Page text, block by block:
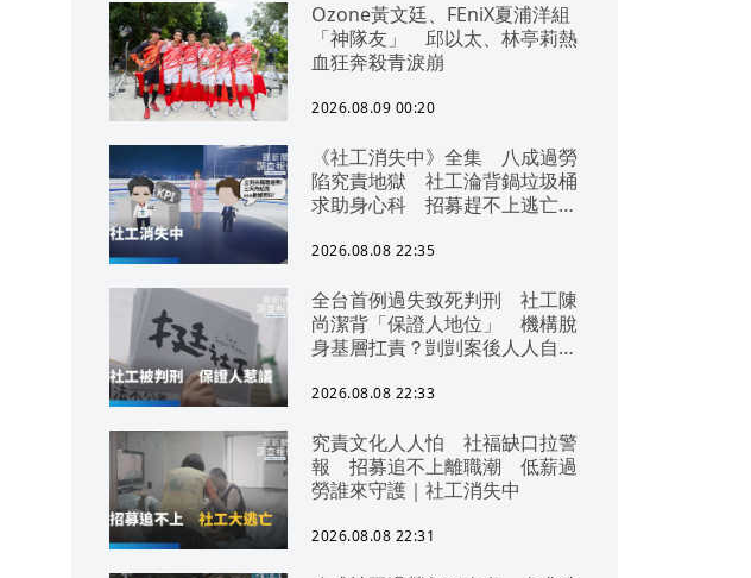
Ozone黃文廷、FEniX夏浦洋組
「神隊友」 邱以太、林亭莉熱
血狂奔殺青淚崩
2026.08.09 00:20
《社工消失中》全集 八成過勞
陷究責地獄 社工淪背鍋垃圾桶
求助身心科 招募趕不上逃亡
回捐黑幕 血汗錢遭剝削
2026.08.08 22:35
全台首例過失致死判刑 社工陳
尚潔背「保證人地位」 機構脫
身基層扛責？剴剴案後人人自危
2026.08.08 22:33
究責文化人人怕 社福缺口拉警
報 招募追不上離職潮 低薪過
勞誰來守護｜社工消失中
2026.08.08 22:31